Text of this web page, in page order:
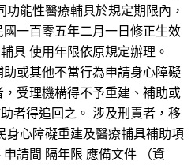
能性醫療輔具於規定期限內，
一百零五年二月一日修正生效
具 使用年限依原規定辦理。
或其他不當行為申請身心障礙
受理機構得不予重建、補助或
者得追回之。 涉及刑責者，移
身心障礙重建及醫療輔具補助項
請間 隔年限 應備文件 （資